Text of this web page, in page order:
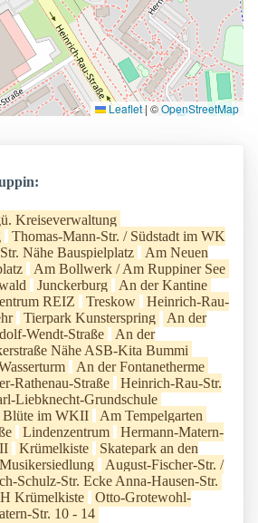
Leaflet | ©OpenStreetMap
Kreiseverwaltung
Thomas-Mann-Str. / Südstadt im WK
Nähe Bauspielplatz
Am Neuen
Am Bollwerk / Am Ruppiner See
Junckerburg
An der Kantine
REIZ
Treskow
Heinrich-Rau-
Tierpark Kunsterspring
An der
Wendt-Straße
An der
Nähe ASB-Kita Bummi
An der Fontanetherme
Rathenau-Straße
Heinrich-Rau-Str.
Liebknecht-Grundschule
Blüte im WKII
Am Tempelgarten
Lindenzentrum
Hermann-Matern-
Krümelkiste
Skatepark an den
Musikersiedlung
August-Fischer-Str. /
Schulz-Str. Ecke Anna-Hausen-Str.
Krümelkiste
Otto-Grotewohl-
Str. 10 - 14